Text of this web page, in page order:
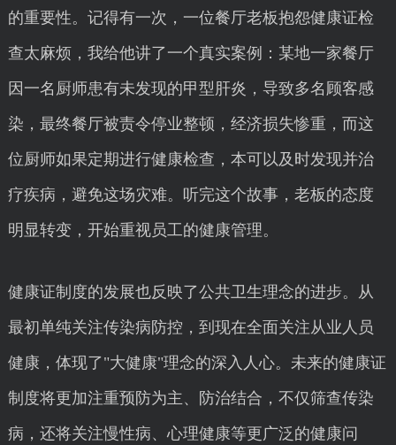
的重要性。记得有一次，一位餐厅老板抱怨健康证检
查太麻烦，我给他讲了一个真实案例：某地一家餐厅
因一名厨师患有未发现的甲型肝炎，导致多名顾客感
染，最终餐厅被责令停业整顿，经济损失惨重，而这
位厨师如果定期进行健康检查，本可以及时发现并治
疗疾病，避免这场灾难。听完这个故事，老板的态度
明显转变，开始重视员工的健康管理。
健康证制度的发展也反映了公共卫生理念的进步。从
最初单纯关注传染病防控，到现在全面关注从业人员
健康，体现了"大健康"理念的深入人心。未来的健康证
制度将更加注重预防为主、防治结合，不仅筛查传染
病，还将关注慢性病、心理健康等更广泛的健康问